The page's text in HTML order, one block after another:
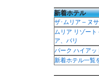
新着ホテル
ザ･ムリア – ヌ
ムリア リゾート
ア、バリ
パーク ハイアッ
新着ホテル一覧